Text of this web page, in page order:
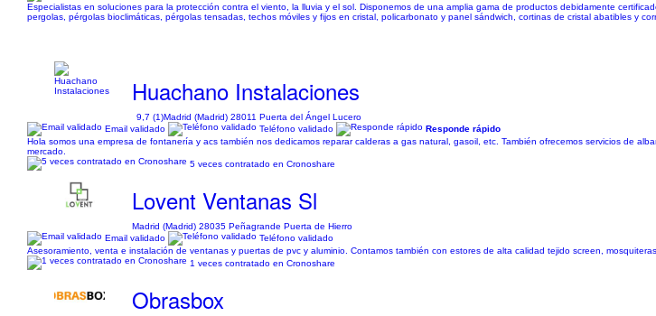
Especialistas en soluciones para la protección contra el viento, la lluvia y el sol. Disponemos de una amplia gama de productos debidamente
pergolas, pérgolas bioclimáticas, pérgolas tensadas, techos móviles y fijos en cristal, policarbonato y panel sándwich, cortinas de cristal abatibles y
Huachano Instalaciones
9,7 (1)Madrid (Madrid) 28011 Puerta del Ángel Lucero
Email validado
Teléfono validado
Responde rápido
Hola somos una empresa de fontanería y acs también nos dedicamos reparar calderas a gas natural, gasoil, etc. También ofrecemos servicios de
mercado.
5 veces contratado en Cronoshare
Lovent Ventanas Sl
Madrid (Madrid) 28035 Peñagrande Puerta de Hierro
Email validado
Teléfono validado
Asesoramiento, venta e instalación de ventanas y puertas de pvc y aluminio. Contamos también con estores de alta calidad tejido screen,
1 veces contratado en Cronoshare
Obrasbox